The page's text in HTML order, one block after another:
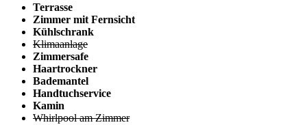
Terrasse
Zimmer mit Fernsicht
Kühlschrank
Klimaanlage
Zimmersafe
Haartrockner
Bademantel
Handtuchservice
Kamin
Whirlpool am Zimmer